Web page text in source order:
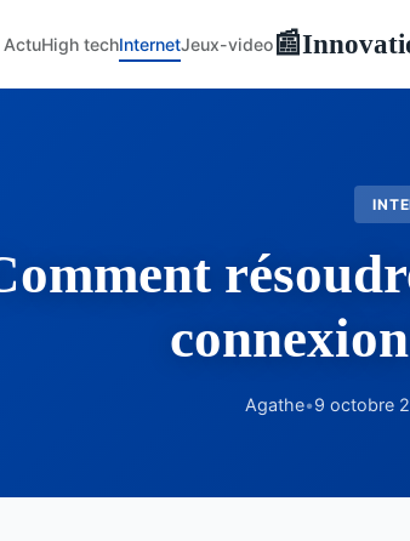
ActuHigh techInternetJeux-video📰
Agathe•9 octobre